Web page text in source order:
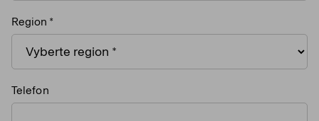
Region
Telefon